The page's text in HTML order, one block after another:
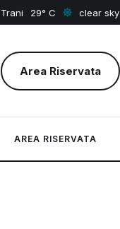
Trani 29 clear sky
Area Riservata
AREA RISERVATA